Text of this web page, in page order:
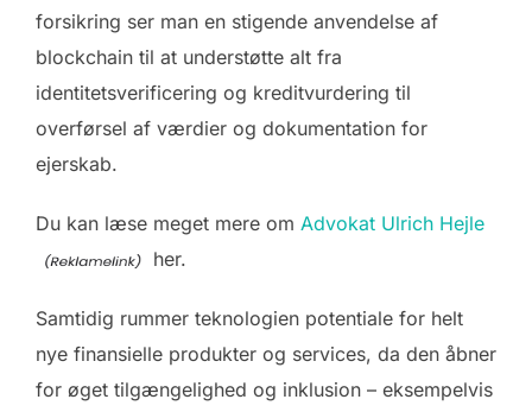
forsikring ser man en stigende anvendelse af
blockchain til at understøtte alt fra
identitetsverificering og kreditvurdering til
overførsel af værdier og dokumentation for
ejerskab.
Du kan læse meget mere om Advokat Ulrich Hejle
her.
Samtidig rummer teknologien potentiale for helt
nye finansielle produkter og services, da den åbner
for øget tilgængelighed og inklusion – eksempelvis